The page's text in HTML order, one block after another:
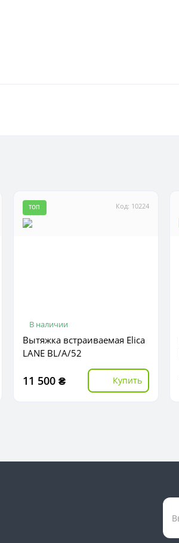
Код: 10224
ТОП
В наличии
Вытяжка встраиваемая Elica
LANE BL/A/52
11 500 ₴ Купить